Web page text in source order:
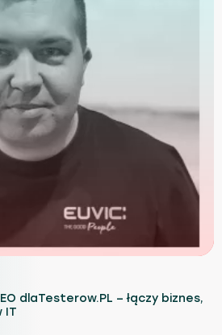
dlaTesterow.PL – łączy biznes,
IT